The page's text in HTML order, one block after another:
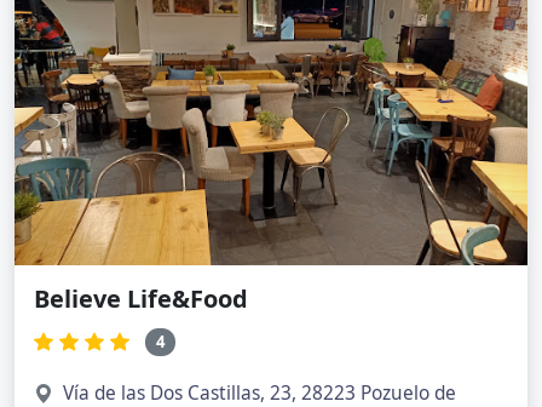
Believe Life&Food
4
Vía de las Dos Castillas, 23, 28223 Pozuelo de